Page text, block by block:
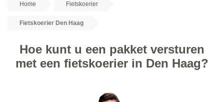
Home Fietskoerier
Fietskoerier Den Haag
Hoe kunt u een pakket versturen
met een fietskoerier in Den Haag?